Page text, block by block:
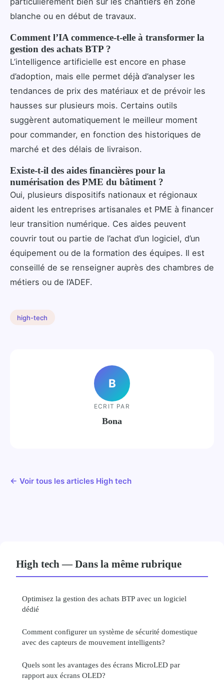
blanche ou en début de travaux.
Comment l’IA commence-t-elle à transformer la
gestion des achats BTP ?
L’intelligence artificielle est encore en phase
d’adoption, mais elle permet déjà d’analyser les
tendances de prix des matériaux et de prévoir les
hausses sur plusieurs mois. Certains outils
suggèrent automatiquement le meilleur moment
pour commander, en fonction des historiques de
marché et des délais de livraison.
Existe-t-il des aides financières pour la
numérisation des PME du bâtiment ?
Oui, plusieurs dispositifs nationaux et régionaux
aident les entreprises artisanales et PME à financer
leur transition numérique. Ces aides peuvent
couvrir tout ou partie de l’achat d’un logiciel, d’un
équipement ou de la formation des équipes. Il est
conseillé de se renseigner auprès des chambres de
métiers ou de l’ADEF.
high-tech
B
ECRIT PAR
Bona
← Voir tous les articles High tech
High tech — Dans la même rubrique
Optimisez la gestion des achats BTP avec un logiciel
dédié
Comment configurer un système de sécurité domestique
avec des capteurs de mouvement intelligents?
Quels sont les avantages des écrans MicroLED par
rapport aux écrans OLED?